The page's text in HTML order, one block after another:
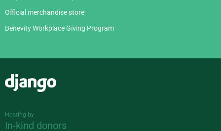
Official merchandise store
Benevity Workplace Giving Program
Hosting by
In-kind donors